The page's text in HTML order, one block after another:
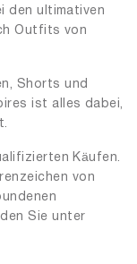
den ultimativen
Outfits von
Shorts und
ist alles dabei,
Käufen.
von
Sie unter